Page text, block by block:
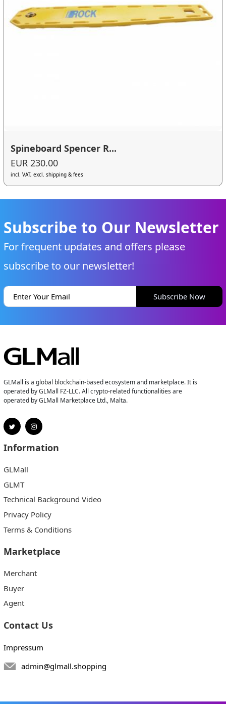
Spineboard Spencer R...
EUR 230.00
incl. VAT, excl. shipping & fees
Subscribe to Our Newsletter
For frequent updates and offers please
subscribe to our newsletter!
Subscribe Now
GLMall is a global blockchain-based ecosystem and marketplace. It is
operated by GLMall FZ-LLC. All crypto-related functionalities are
operated by GLMall Marketplace Ltd., Malta.
Information
GLMall
GLMT
Technical Background Video
Privacy Policy
Terms & Conditions
Marketplace
Merchant
Buyer
Agent
Contact Us
Impressum
admin@glmall.shopping